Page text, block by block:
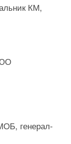
КМ,
генерал-